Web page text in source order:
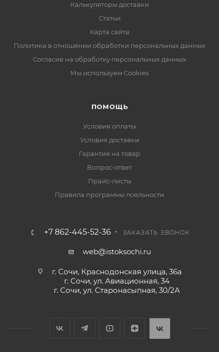
Калькуляторы доставки
Статьи
Карта сайта
Политика в отношении обработки персональных данных
Согласие на обработку персональных данных
Мы используем Cookies
ПОМОЩЬ
Условия оплаты
Условия доставки
Гарантия на товар
Вопрос-ответ
Прайс-листы
Правила программы лояльности
+7 862-445-52-36 ЗАКАЗАТЬ ЗВОНОК
web@istoksochi.ru
г. Сочи, Краснодонская улица, 36а
г. Сочи, ул. Авиационная, 34
г. Сочи, ул. Старонасыпная, 30/2А